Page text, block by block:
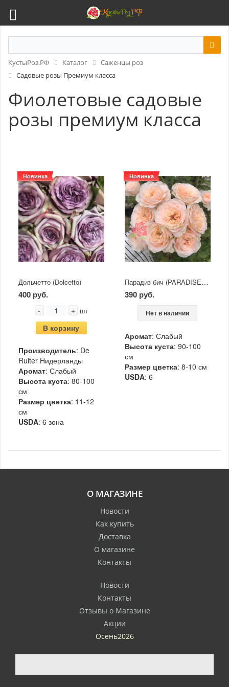
КустыРоз.РФ Каталог
Саженцы роз
Садовые розы Премиум класса
Фиолетовые садовые
розы премиум класса
Новинка
Дольчетто (Dolcetto)
400 руб.
- + шт
В корзину
Производитель: De
Ruiter Нидерланды
Аромат: Слабый
Высота куста: 80-100
см
Размер цветка: 11-12
см
USDA: 6 зона
Новинка
Парадиз бич (PARADISE BEACH)
390 руб.
Нет в наличии
Аромат: Слабый
Высота куста: 90-100
см
Размер цветка: 8-10 см
USDA: 6
О МАГАЗИНЕ
Новости
Как купить
Доставка
О магазине
Контакты
Новости
Контакты
Отзывы о Магазине
Акции
Осень2026